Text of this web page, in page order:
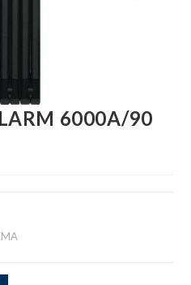
6000A/90